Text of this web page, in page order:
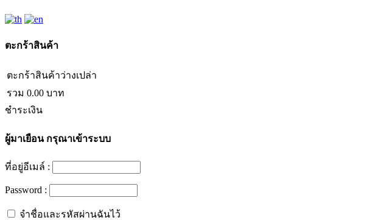
ตะกร้าสินค้า
ตะกร้าสินค้าว่างเปล่า
รวม 0.00 บาท
ชำระเงิน
ผู้มาเยือนกรุณาเข้าระบบ
ที่อยู่อีเมล์ :
Password :
จำชื่อและรหัสผ่านฉันไว้